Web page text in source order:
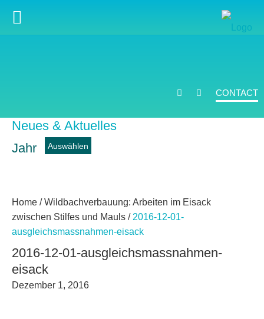
CONTACT
Neues & Aktuelles
Jahr
Home /Wildbachverbauung: Arbeiten im Eisack
zwischen Stilfes und Mauls / 2016-12-01-
ausgleichsmassnahmen-eisack
2016-12-01-ausgleichsmassnahmen-
eisack
Dezember 1, 2016